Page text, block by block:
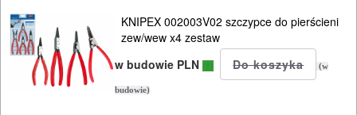
NARZĘDZIA
PILARKI-
KOSIARKI-
KOSY
KNIPEX 002003V02 szczypce do pierścieni
zew/wew x4 zestaw
w budowie PLN
(w
budowie)